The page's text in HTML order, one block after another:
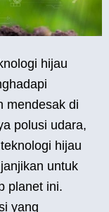
hijau
mendesak di
polusi udara,
hijau
untuk
planet ini.
yang